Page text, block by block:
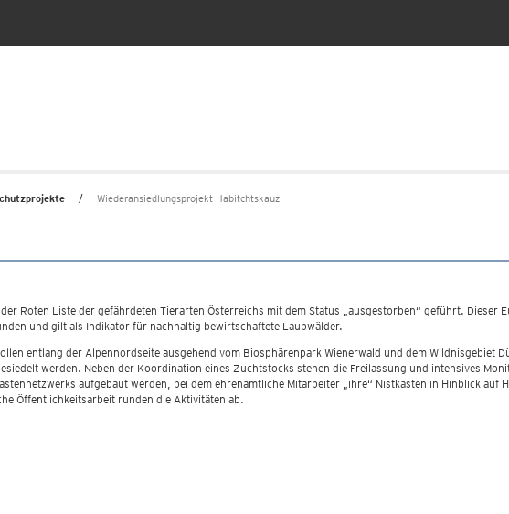
Wiederansiedlungsprojekt Habitchtskauz
Roten Liste der gefährdeten Tierarten Österreichs mit dem Status „ausgestorben“ geführt. Dieser
und gilt als Indikator für nachhaltig bewirtschaftete Laubwälder.
entlang der Alpennordseite ausgehend vom Biosphärenpark Wienerwald und dem Wildnisgebiet
werden. Neben der Koordination eines Zuchtstocks stehen die Freilassung und intensives
aufgebaut werden, bei dem ehrenamtliche Mitarbeiter „ihre“ Nistkästen in Hinblick auf
Öffentlichkeitsarbeit runden die Aktivitäten ab.